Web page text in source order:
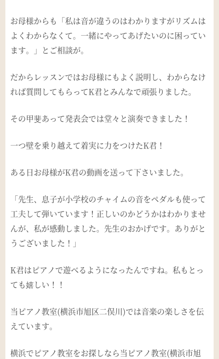
お母様からも「私は音が違うのはわかりますがリズムは
よくわからなくて。一緒にやってあげたいのに困ってい
ます。」とご相談が。
だからレッスンではお母様にもよく説明し、わからなけ
れば質問してもらってK君とみんなで頑張りました。
その甲斐あって発表会では堂々と演奏できました！
一つ壁を乗り越えて着実に力をつけたK君！
ある日お母様がK君の動画を送って下さいました。
「先生、息子が小学校のチャイムの音をペダルも使って
工夫して弾いています！正しいのかどうかはわかりませ
んが、私が感動しました。先生のおかげです。ありがと
うございました！」
K君はピアノで遊べるようになったんですね。私もとっ
ても嬉しい！！
当ピアノ教室(横浜市旭区二俣川)では音楽の楽しさを伝
えています。
横浜でピアノ教室をお探しなら当ピアノ教室(横浜市旭